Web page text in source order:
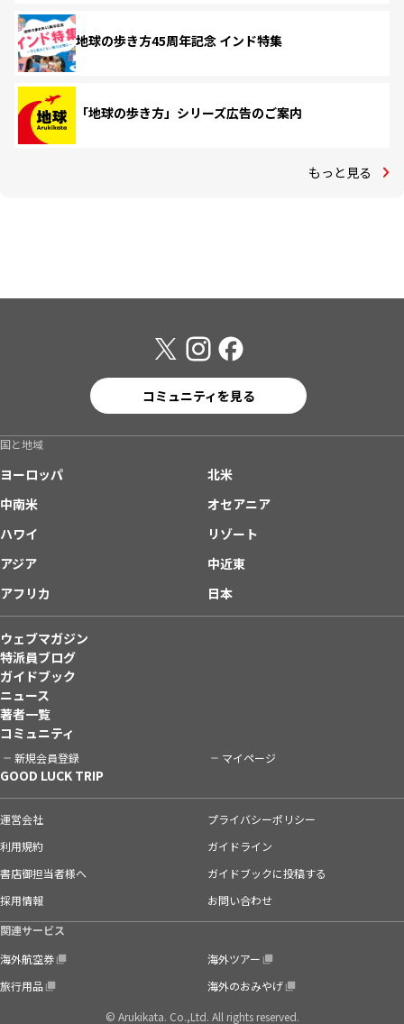
地球の歩き方45周年記念 インド特集
「地球の歩き方」シリーズ広告のご案内
もっと見る
コミュニティを見る
国と地域
ヨーロッパ
北米
中南米
オセアニア
ハワイ
リゾート
アジア
中近東
アフリカ
日本
ウェブマガジン
特派員ブログ
ガイドブック
ニュース
著者一覧
コミュニティ
新規会員登録 マイページ
GOOD LUCK TRIP
運営会社
プライバシーポリシー
利用規約
ガイドライン
書店御担当者様へ
ガイドブックに投稿する
採用情報
お問い合わせ
関連サービス
海外航空券
海外ツアー
旅行用品
海外のおみやげ
© Arukikata. Co.,Ltd. All rights reserved.